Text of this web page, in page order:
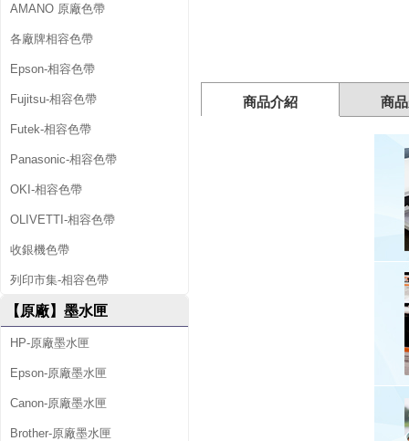
匣
組
1
黑
AMANO 原廠色帶
各廠牌相容色帶
Epson-相容色帶
Fujitsu-相容色帶
Futek-相容色帶
Panasonic-相容色帶
OKI-相容色帶
OLIVETTI-相容色帶
收銀機色帶
列印市集-相容色帶
【原廠】墨水匣
HP-原廠墨水匣
Epson-原廠墨水匣
Canon-原廠墨水匣
Brother-原廠墨水匣
商品介紹 商